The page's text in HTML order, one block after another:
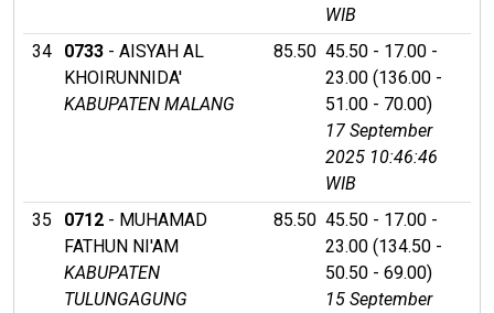
WIB
34
0733 - AISYAH AL
KHOIRUNNIDA'
KABUPATEN MALANG
85.50 45.50 - 17.00 -
23.00 (136.00 -
51.00 - 70.00)
17 September
2025 10:46:46
WIB
35
0712 - MUHAMAD
FATHUN NI'AM
KABUPATEN
TULUNGAGUNG
85.50 45.50 - 17.00 -
23.00 (134.50 -
50.50 - 69.00)
15 September